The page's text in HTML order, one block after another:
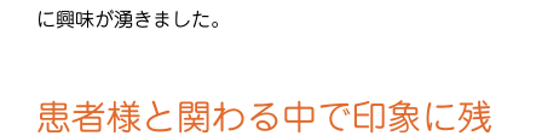
に興味が湧きました。
患者様と関わる中で印象に残